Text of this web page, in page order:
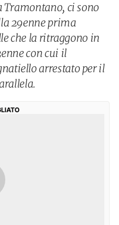
ci sono
29enne prima
che la ritraggono in
con cui il
arrestato per il